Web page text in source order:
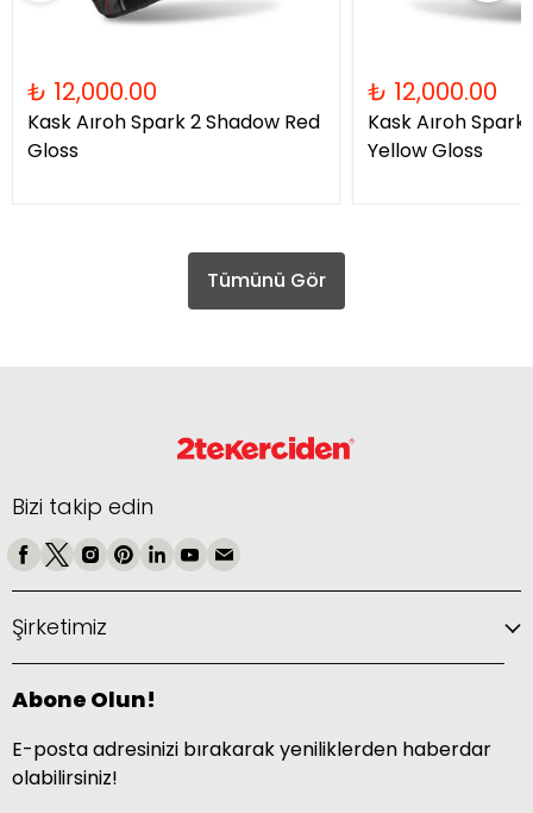
₺ 12,000.00
Kask Aıroh Spark 2 Shadow Red
Gloss
₺ 12,000.00
Kask Aıroh
Yellow Gloss
Tümünü Gör
Bizi takip edin
Şirketimiz
Abone Olun!
E-posta adresinizi bırakarak yeniliklerden haberdar
olabilirsiniz!